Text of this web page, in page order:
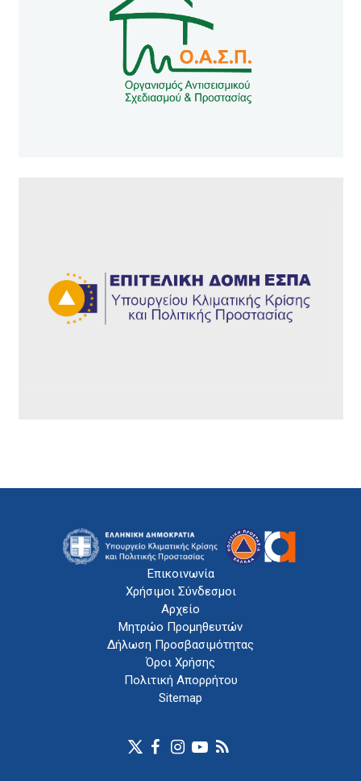
Επικοινωνία
Χρήσιμοι Σύνδεσμοι
Αρχείο
Μητρώο Προμηθευτών
Δήλωση Προσβασιμότητας
Όροι Χρήσης
Πολιτική Απορρήτου
Sitemap